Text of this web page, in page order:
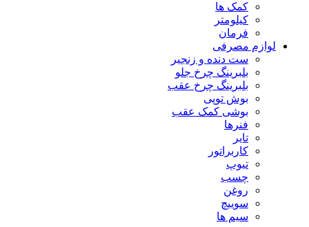
کمک ها
کیلومتر
فرمان
لوازم مصرفی
ست دنده و زنجیر
بلبرینگ چرخ جلو
بلبرینگ چرخ عقب
بوش توپی
بوشی کمک عقب
فنرها
تایر
کاربراتور
تیوپ
چسب
روغن
سوییچ
سیم ها